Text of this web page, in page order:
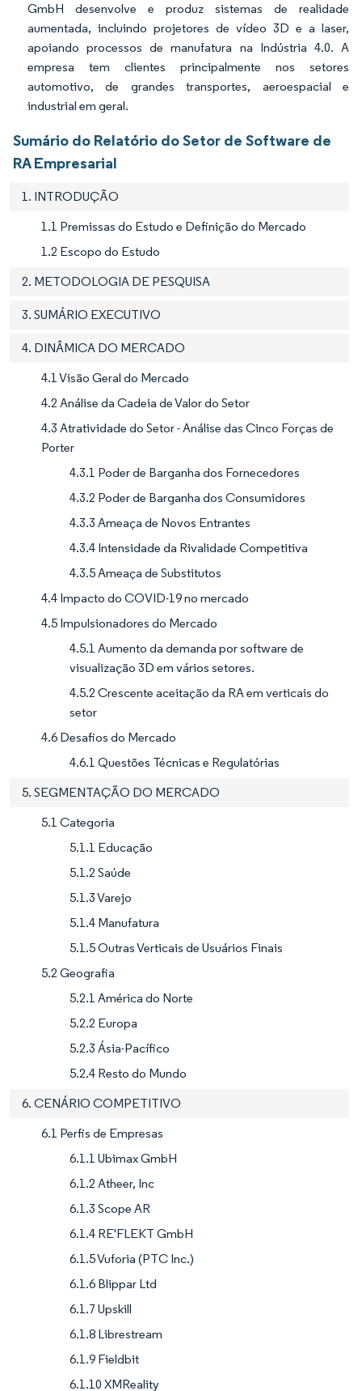
GmbH desenvolve e produz sistemas de realidade
aumentada, incluindo projetores de vídeo 3D e a laser,
apoiando processos de manufatura na Indústria 4.0. A
empresa tem clientes principalmente nos setores
automotivo, de grandes transportes, aeroespacial e
industrial em geral.
Sumário do Relatório do Setor de Software de
RA Empresarial
1. INTRODUÇÃO
1.1 Premissas do Estudo e Definição do Mercado
1.2 Escopo do Estudo
2. METODOLOGIA DE PESQUISA
3. SUMÁRIO EXECUTIVO
4. DINÂMICA DO MERCADO
4.1 Visão Geral do Mercado
4.2 Análise da Cadeia de Valor do Setor
4.3 Atratividade do Setor - Análise das Cinco Forças de
Porter
4.3.1 Poder de Barganha dos Fornecedores
4.3.2 Poder de Barganha dos Consumidores
4.3.3 Ameaça de Novos Entrantes
4.3.4 Intensidade da Rivalidade Competitiva
4.3.5 Ameaça de Substitutos
4.4 Impacto do COVID-19 no mercado
4.5 Impulsionadores do Mercado
4.5.1 Aumento da demanda por software de
visualização 3D em vários setores.
4.5.2 Crescente aceitação da RA em verticais do
setor
4.6 Desafios do Mercado
4.6.1 Questões Técnicas e Regulatórias
5. SEGMENTAÇÃO DO MERCADO
5.1 Categoria
5.1.1 Educação
5.1.2 Saúde
5.1.3 Varejo
5.1.4 Manufatura
5.1.5 Outras Verticais de Usuários Finais
5.2 Geografia
5.2.1 América do Norte
5.2.2 Europa
5.2.3 Ásia-Pacífico
5.2.4 Resto do Mundo
6. CENÁRIO COMPETITIVO
6.1 Perfis de Empresas
6.1.1 Ubimax GmbH
6.1.2 Atheer, Inc
6.1.3 Scope AR
6.1.4 RE'FLEKT GmbH
6.1.5 Vuforia (PTC Inc.)
6.1.6 Blippar Ltd
6.1.7 Upskill
6.1.8 Librestream
6.1.9 Fieldbit
6.1.10 XMReality